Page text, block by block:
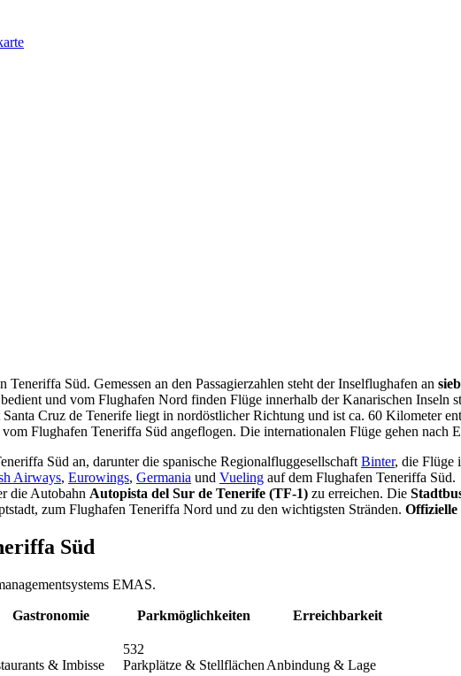
Süd. Gemessen an den Passagierzahlen steht der Inselflughafen an
und vom Flughafen Nord finden Flüge innerhalb der Kanarischen Inseln
Cruz de Tenerife liegt in nordöstlicher Richtung und ist ca. 60 Kilometer
vom Flughafen Teneriffa Süd angeflogen. Die internationalen Flüge gehen nach
Süd an, darunter die spanische Regionalfluggesellschaft Binter, die Flüge
Airways, Eurowings, Germania und Vueling auf dem Flughafen Teneriffa Süd.
die Autobahn Autopista del Sur de Tenerife (TF-1) zu erreichen. Die
zum Flughafen Teneriffa Nord und zu den wichtigsten Stränden. Offizielle
Süd
EMAS.
Gastronomie Parkmöglichkeiten Erreichbarkeit
& Imbisse
532
Parkplätze & Stellflächen Anbindung & Lage